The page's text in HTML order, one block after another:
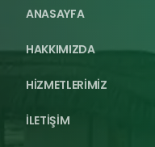
ANASAYFA
HAKKIMIZDA
HİZMETLERİMİZ
İLETİŞİM